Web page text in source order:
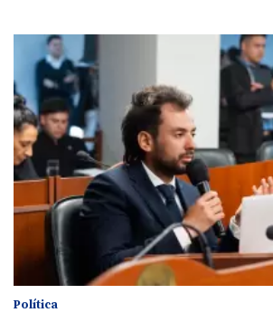
Política